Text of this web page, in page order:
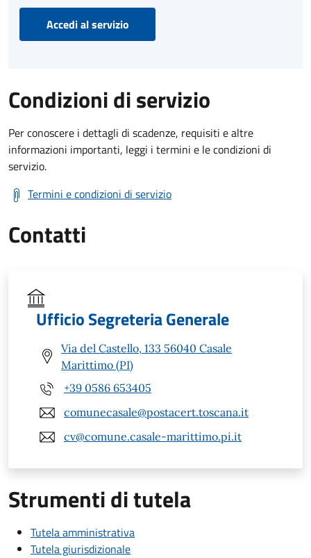
Accedi al servizio
Condizioni di servizio
Per conoscere i dettagli di scadenze, requisiti e altre
informazioni importanti, leggi i termini e le condizioni di
servizio.
Termini e condizioni di servizio
Contatti
Ufficio Segreteria Generale
Via del Castello, 133 56040 Casale
Marittimo (PI)
+39 0586 653405
comunecasale@postacert.toscana.it
cv@comune.casale-marittimo.pi.it
Strumenti di tutela
Tutela amministrativa
Tutela giurisdizionale